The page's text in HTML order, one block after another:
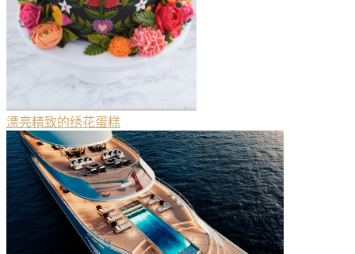
漂亮精致的绣花蛋糕